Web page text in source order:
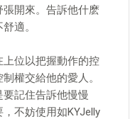
開來。告訴他什麽
適。
位以把握動作的控
權交給他的愛人。
記住告訴他慢慢
不妨使用如KYJelly